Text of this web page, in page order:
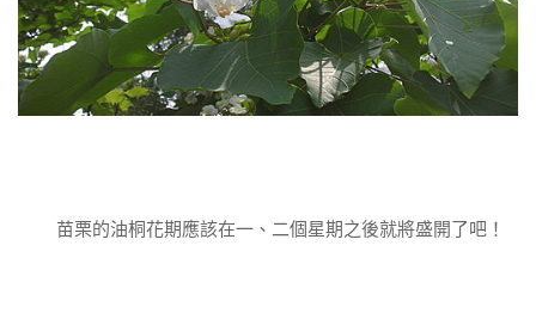
苗栗的油桐花期應該在一、二個星期之後就將盛開了吧！